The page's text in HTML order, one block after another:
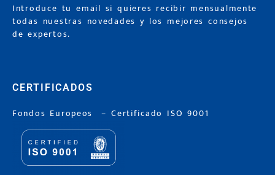
Introduce tu email si quieres recibir mensualmente
todas nuestras novedades y los mejores consejos
de expertos.
CERTIFICADOS
Fondos Europeos –Certificado ISO 9001